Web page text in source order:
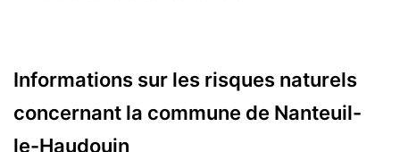
Informations sur les risques naturels
concernant la commune de Nanteuil-
le-Haudouin